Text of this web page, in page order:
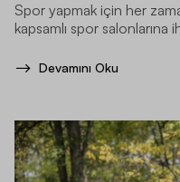
Spor yapmak için her
kapsamlı spor
Devamını Oku